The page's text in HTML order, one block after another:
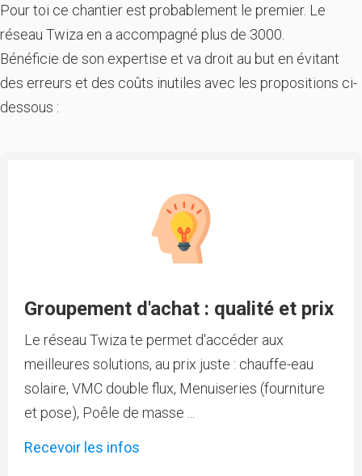
Pour toi ce chantier est probablement le premier. Le
réseau Twiza en a accompagné plus de 3000.
Bénéficie de son expertise et va droit au but en évitant
des erreurs et des coûts inutiles avec les propositions ci-
dessous :
Groupement d'achat : qualité et prix
Le réseau Twiza te permet d'accéder aux
meilleures solutions, au prix juste : chauffe-eau
solaire, VMC double flux, Menuiseries (fourniture
et pose), Poêle de masse ...
Recevoir les infos